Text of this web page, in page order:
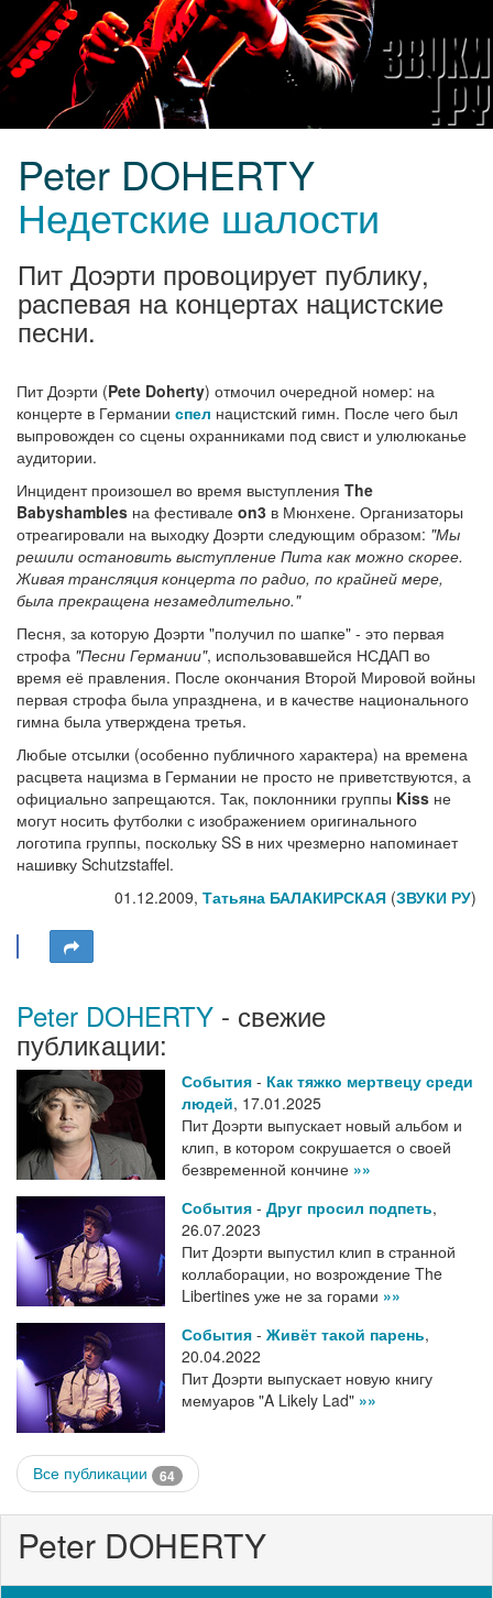
Peter DOHERTY
Недетские шалости
Пит Доэрти провоцирует публику,
распевая на концертах нацистские
песни.
Пит Доэрти (Pete Doherty) отмочил очередной номер: на
концерте в Германии спел нацистский гимн. После чего был
выпровожден со сцены охранниками под свист и улюлюканье
аудитории.
Инцидент произошел во время выступления The
Babyshambles на фестивале on3 в Мюнхене. Организаторы
отреагировали на выходку Доэрти следующим образом: "Мы
решили остановить выступление Пита как можно скорее.
Живая трансляция концерта по радио, по крайней мере,
была прекращена незамедлительно."
Песня, за которую Доэрти "получил по шапке" - это первая
строфа "Песни Германии", использовавшейся НСДАП во
время её правления. После окончания Второй Мировой войны
первая строфа была упразднена, и в качестве национального
гимна была утверждена третья.
Любые отсылки (особенно публичного характера) на времена
расцвета нацизма в Германии не просто не приветствуются, а
официально запрещаются. Так, поклонники группы Kiss не
могут носить футболки с изображением оригинального
логотипа группы, поскольку SS в них чрезмерно напоминает
нашивку Schutzstaffel.
01.12.2009, Татьяна БАЛАКИРСКАЯ (ЗВУКИ РУ)
Peter DOHERTY - свежие
публикации:
События - Как тяжко мертвецу среди
людей, 17.01.2025
Пит Доэрти выпускает новый альбом и
клип, в котором сокрушается о своей
безвременной кончине »»
События - Друг просил подпеть,
26.07.2023
Пит Доэрти выпустил клип в странной
коллаборации, но возрождение The
Libertines уже не за горами »»
События - Живёт такой парень,
20.04.2022
Пит Доэрти выпускает новую книгу
мемуаров "A Likely Lad" »»
Все публикации 64
Peter DOHERTY